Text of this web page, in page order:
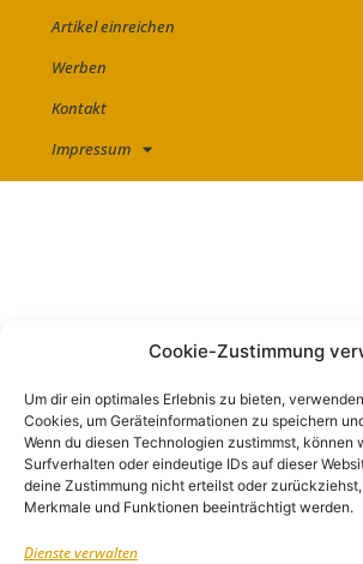
Cookie-Zustimmung
Um dir ein optimales Erlebnis zu bieten,
Cookies, um Geräteinformationen zu speichern
Wenn du diesen Technologien zustimmst, können
Surfverhalten oder eindeutige IDs auf dieser
deine Zustimmung nicht erteilst oder
Merkmale und Funktionen beeinträchtigt werden.
Dienste verwalten
Artikel einreichen
Werben
Kontakt
Impressum